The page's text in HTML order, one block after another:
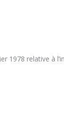
1978 relative à